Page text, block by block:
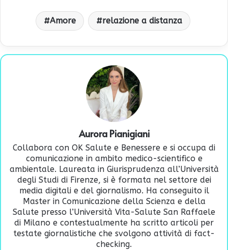
Amore relazione a distanza
Aurora Pianigiani
Collabora con OK Salute e Benessere e si occupa di
comunicazione in ambito medico-scientifico e
ambientale. Laureata in Giurisprudenza all’Università
degli Studi di Firenze, si è formata nel settore dei
media digitali e del giornalismo. Ha conseguito il
Master in Comunicazione della Scienza e della
Salute presso l’Università Vita-Salute San Raffaele
di Milano e contestualmente ha scritto articoli per
testate giornalistiche che svolgono attività di fact-
checking.